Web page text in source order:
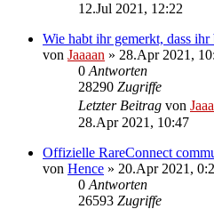
12.Jul 2021, 12:22
Wie habt ihr gemerkt, dass ihr
von Jaaaan » 28.Apr 2021,
0 Antworten
28290 Zugriffe
Letzter Beitrag von
28.Apr 2021, 10:47
Offizielle RareConnect
von Hence » 20.Apr 2021,
0 Antworten
26593 Zugriffe